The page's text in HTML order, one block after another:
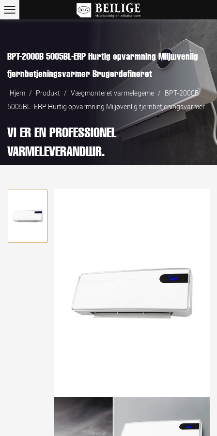
BPT-2000B 5005BL-ERP Hurtig opvarmning Miljøvenlig
fjernbetjeningsvarmer Brugerdefineret
Hjem / Produkt / Vægmonteret varmelegeme /
BPT-2000B
5005BL-ERP Hurtig opvarmning Miljøvenlig fjernbetjeningsvarmer
VI ER EN PROFESSIONEL
VARMELEVERANDØR.